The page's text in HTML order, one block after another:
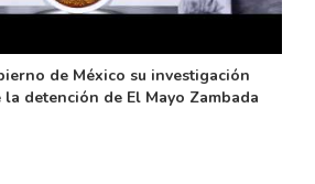
de México su investigación
detención de El Mayo Zambada